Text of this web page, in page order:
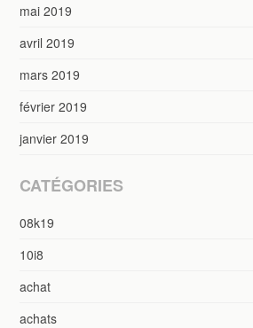
mai 2019
avril 2019
mars 2019
février 2019
janvier 2019
CATÉGORIES
08k19
10i8
achat
achats